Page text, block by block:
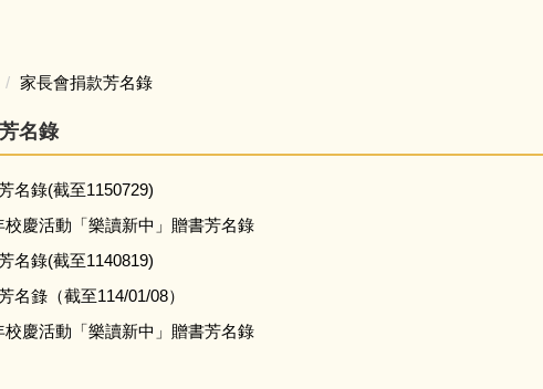
家長會捐款芳名錄
名錄
名錄(截至1150729)
校慶活動「樂讀新中」贈書芳名錄
名錄(截至1140819)
名錄（截至114/01/08）
校慶活動「樂讀新中」贈書芳名錄